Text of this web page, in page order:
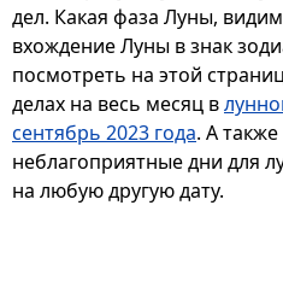
дел. Какая фаза Луны,
вхождение Луны в знак
посмотреть на этой
делах на весь месяц в
сентябрь 2023 года. А
неблагоприятные дни для
на любую другую дату.